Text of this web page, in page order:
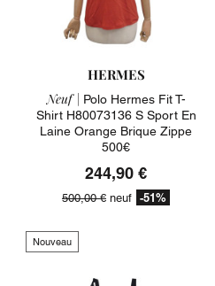
HERMES
Neuf | Polo Hermes Fit T-
Shirt H80073136 S Sport En
Laine Orange Brique Zippe
500€
244,90 €
500,00 € neuf -51%
Nouveau